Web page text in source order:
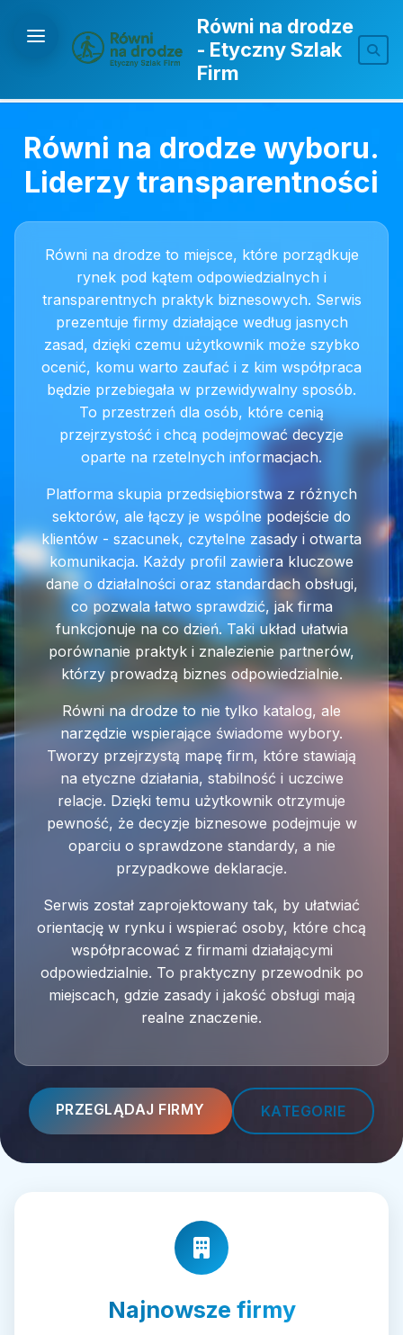
Równi na drodze
- Etyczny Szlak
Firm
Równi na drodze wyboru.
Liderzy transparentności
Równi na drodze to miejsce, które porządkuje
rynek pod kątem odpowiedzialnych i
transparentnych praktyk biznesowych. Serwis
prezentuje firmy działające według jasnych
zasad, dzięki czemu użytkownik może szybko
ocenić, komu warto zaufać i z kim współpraca
będzie przebiegała w przewidywalny sposób.
To przestrzeń dla osób, które cenią
przejrzystość i chcą podejmować decyzje
oparte na rzetelnych informacjach.
Platforma skupia przedsiębiorstwa z różnych
sektorów, ale łączy je wspólne podejście do
klientów - szacunek, czytelne zasady i otwarta
komunikacja. Każdy profil zawiera kluczowe
dane o działalności oraz standardach obsługi,
co pozwala łatwo sprawdzić, jak firma
funkcjonuje na co dzień. Taki układ ułatwia
porównanie praktyk i znalezienie partnerów,
którzy prowadzą biznes odpowiedzialnie.
Równi na drodze to nie tylko katalog, ale
narzędzie wspierające świadome wybory.
Tworzy przejrzystą mapę firm, które stawiają
na etyczne działania, stabilność i uczciwe
relacje. Dzięki temu użytkownik otrzymuje
pewność, że decyzje biznesowe podejmuje w
oparciu o sprawdzone standardy, a nie
przypadkowe deklaracje.
Serwis został zaprojektowany tak, by ułatwiać
orientację w rynku i wspierać osoby, które chcą
współpracować z firmami działającymi
odpowiedzialnie. To praktyczny przewodnik po
miejscach, gdzie zasady i jakość obsługi mają
realne znaczenie.
PRZEGLĄDAJ FIRMY KATEGORIE
Najnowsze firmy